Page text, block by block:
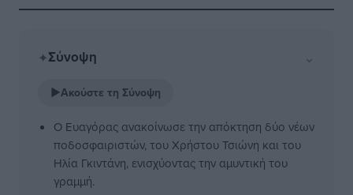
✦Σύνοψη ⌄
▶Ακούστε τη Σύνοψη
Ο Ευαγόρας ανακοίνωσε την απόκτηση δύο νέων
ποδοσφαιριστών, του Χρήστου Τσιώνη και του
Ηλία Γκιντάνη, ενισχύοντας την αμυντική του
γραμμή.